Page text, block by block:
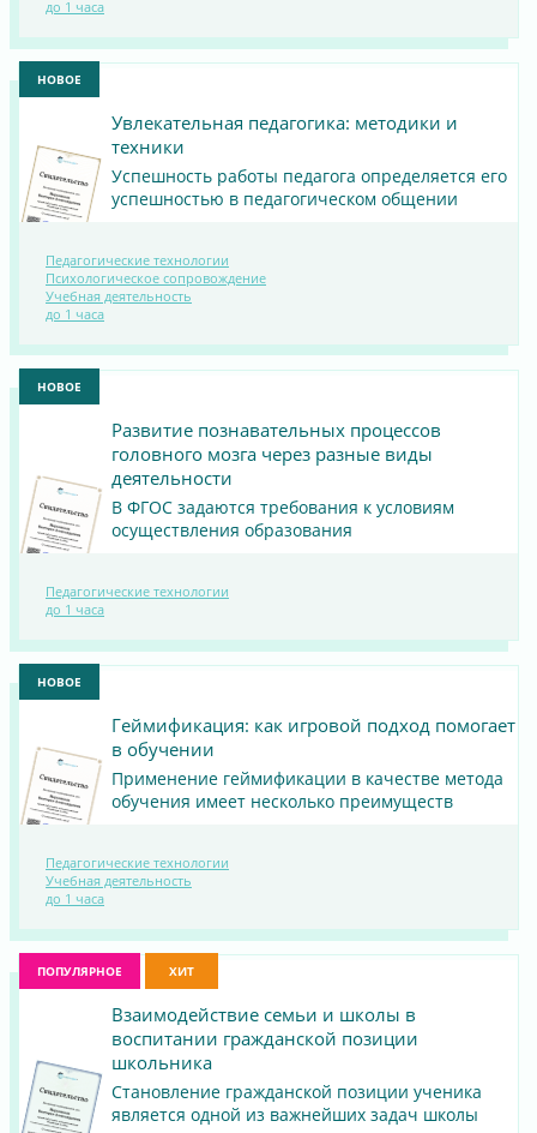
до 1 часа
НОВОЕ
ПОСМОТРЕТЬ
Увлекательная педагогика: методики и
техники
Успешность работы педагога определяется его
успешностью в педагогическом общении
Педагогические технологии
Психологическое сопровождение
Учебная деятельность
до 1 часа
НОВОЕ
Развитие познавательных процессов
головного мозга через разные виды
деятельности
В ФГОС задаются требования к условиям
осуществления образования
Педагогические технологии
до 1 часа
НОВОЕ
ПОСМОТРЕТЬ
Геймификация: как игровой подход помогает
в обучении
Применение геймификации в качестве метода
обучения имеет несколько преимуществ
Педагогические технологии
Учебная деятельность
до 1 часа
ПОПУЛЯРНОЕ ХИТ
Взаимодействие семьи и школы в
воспитании гражданской позиции
школьника
Становление гражданской позиции ученика
является одной из важнейших задач школы